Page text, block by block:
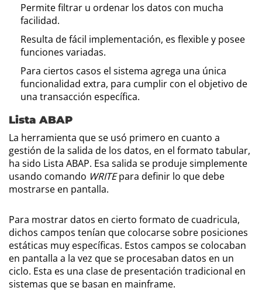
Permite filtrar u ordenar los datos con mucha
facilidad.
Resulta de fácil implementación, es flexible y posee
funciones variadas.
Para ciertos casos el sistema agrega una única
funcionalidad extra, para cumplir con el objetivo de
una transacción específica.
Lista ABAP
La herramienta que se usó primero en cuanto a
gestión de la salida de los datos, en el formato tabular,
ha sido Lista ABAP. Esa salida se produje simplemente
usando comando WRITEpara definir lo que debe
mostrarse en pantalla.
Para mostrar datos en cierto formato de cuadricula,
dichos campos tenían que colocarse sobre posiciones
estáticas muy específicas. Estos campos se colocaban
en pantalla a la vez que se procesaban datos en un
ciclo. Esta es una clase de presentación tradicional en
sistemas que se basan en mainframe.